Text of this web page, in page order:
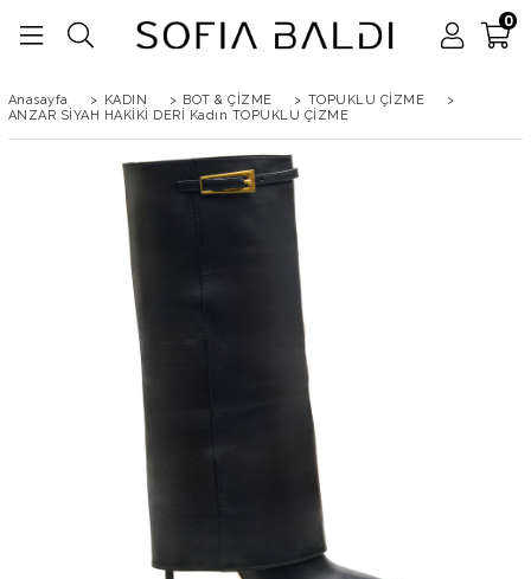
0
Anasayfa > KADIN > BOT & ÇİZME > TOPUKLU ÇİZME
>
ANZAR SİYAH HAKİKİ DERİ Kadın TOPUKLU ÇİZME